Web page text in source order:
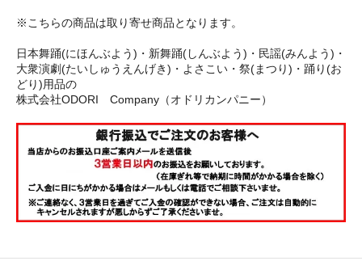
※こちらの商品は取り寄せ商品となります。
日本舞踊(にほんぶよう)・新舞踊(しんぶよう)・民謡(みんよう)・
大衆演劇(たいしゅうえんげき)・よさこい・祭(まつり)・踊り(お
どり)用品の
株式会社ODORI Company（オドリカンパニー）